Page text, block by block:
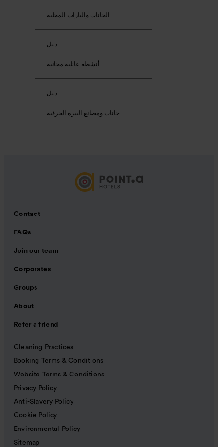
الحانات والبارات المحلية
دليل
أنشطة عائلية مجانية
دليل
حانات ومصانع البيرة الحرفية
Contact
FAQs
Join our team
Corporates
Groups
About
Refer a friend
Cleaning Practices
Booking Terms & Conditions
Website Terms & Conditions
Privacy Policy
Anti-Slavery Policy
Cookie Policy
Environmental Policy
Sitemap